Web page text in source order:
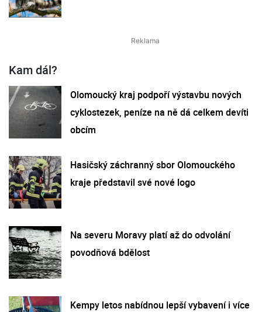
Kam dál?
Olomoucký kraj podpoří výstavbu nových
cyklostezek, peníze na ně dá celkem devíti
obcím
Hasičský záchranný sbor Olomouckého
kraje představil své nové logo
Na severu Moravy platí až do odvolání
povodňová bdělost
Kempy letos nabídnou lepší vybavení i více